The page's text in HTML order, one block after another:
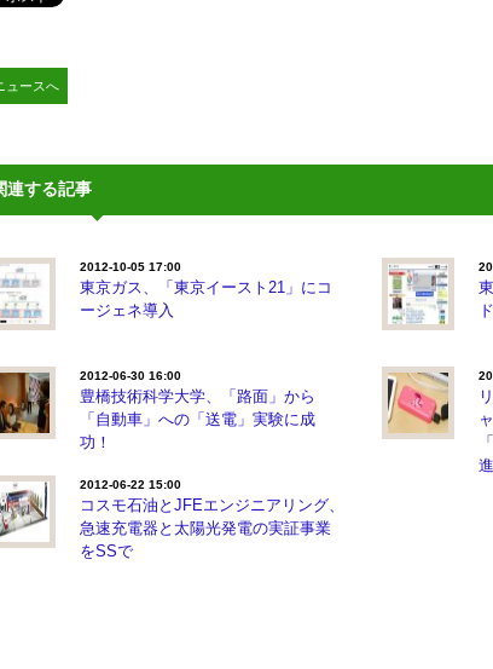
ュースへ
連する記事
2012-10-05 17:00
東京ガス、「東京イースト21」にコ
ージェネ導入
2012-06-30 16:00
豊橋技術科学大学、「路面」から
「自動車」への「送電」実験に成
功！
2012-06-22 15:00
コスモ石油とJFEエンジニアリング、
急速充電器と太陽光発電の実証事業
をSSで